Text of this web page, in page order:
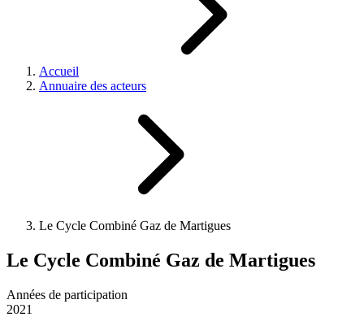
Accueil
Annuaire des acteurs
Le Cycle Combiné Gaz de Martigues
Le Cycle Combiné Gaz de Martigues
Années de participation
2021